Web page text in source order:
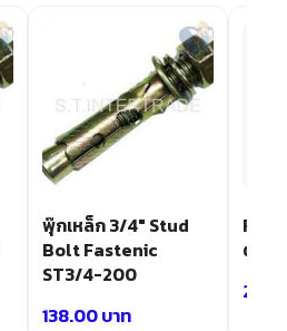
พุ๊กเหล็ก 3/4″ Stud
Bolt Fastenic
ST3/4-200
138.00บาท
ตัด รุ่